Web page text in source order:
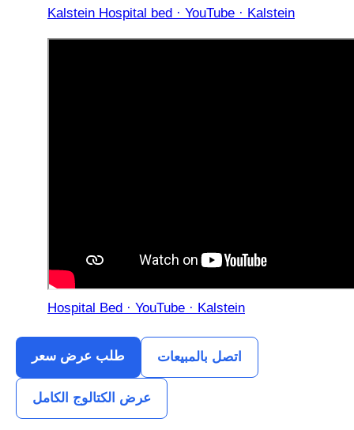
Kalstein Hospital bed · YouTube · Kalstein
Hospital Bed · YouTube · Kalstein
طلب عرض سعر اتصل بالمبيعات
عرض الكتالوج الكامل